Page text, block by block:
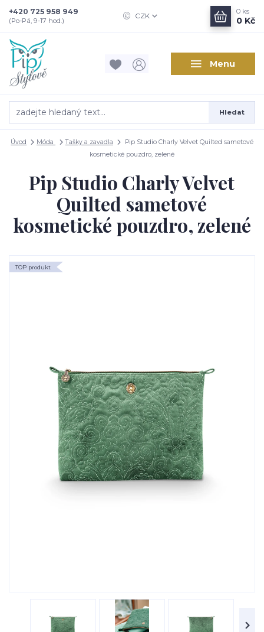
Menu
CZK
Hledat
+420 725 958 949
(Po-Pá, 9-17 hod.)
0 ks
0 Kč
Úvod Móda Tašky a zavadla
Pip Studio Charly Velvet Quilted sametové
kosmetické pouzdro, zelené
Pip Studio Charly Velvet
Quilted sametové
kosmetické pouzdro, zelené
TOP produkt